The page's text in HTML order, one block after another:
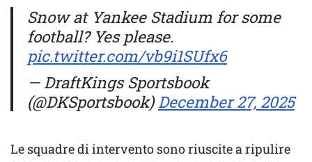
Snow at Yankee Stadium for some
football? Yes please.
pic.twitter.com/vb9i1SUfx6
— DraftKings Sportsbook
(@DKSportsbook)December 27, 2025
Le squadre di intervento sono riuscite a ripulire